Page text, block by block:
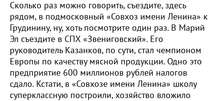
Сколько раз можно говорить, съездите, здесь
рядом, в подмосковный «Совхоз имени Ленина» к
Грудинину, ну, хоть посмотрите один раз. В Марий
Эл съездите в СПХ «Звениговский». Его
руководитель Казанков, по сути, стал чемпионом
Европы по качеству мясной продукции. Одно это
предприятие 600 миллионов рублей налогов
сдало. Кстати, в «Совхозе имени Ленина» школу
суперклассную построили, хозяйство вложило